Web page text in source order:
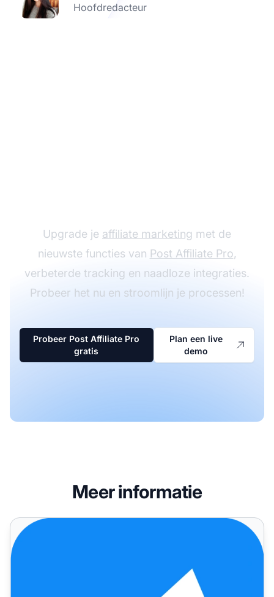
Hoofdredacteur
Upgrade je affiliate marketing met de
nieuwste functies van Post Affiliate Pro,
verbeterde tracking en naadloze integraties.
Probeer het nu en stroomlijn je processen!
Probeer Post Affiliate Pro
gratis
Plan een live
demo
Meer informatie
Post Affiliate Pro - Junes verbeteringen en bugfixes